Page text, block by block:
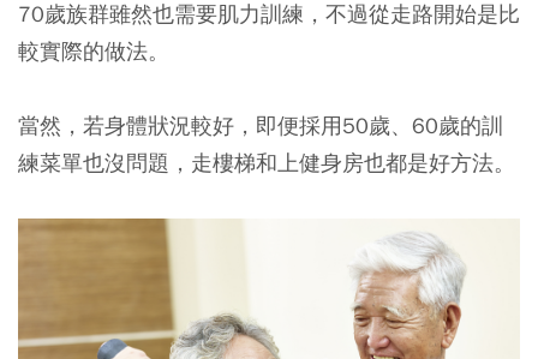
70歲族群雖然也需要肌力訓練，不過從走路開始是比
較實際的做法。
當然，若身體狀況較好，即便採用50歲、60歲的訓
練菜單也沒問題，走樓梯和上健身房也都是好方法。